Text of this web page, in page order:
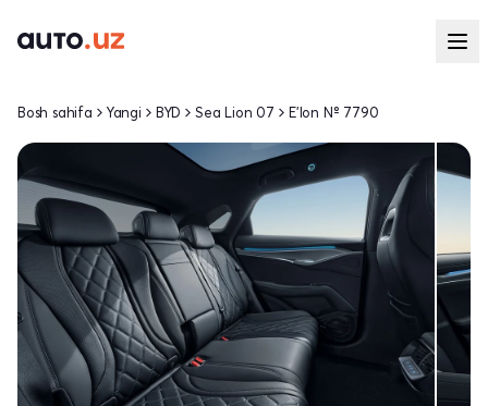
Bosh sahifa Yangi BYD Sea Lion 07 E'lon № 7790